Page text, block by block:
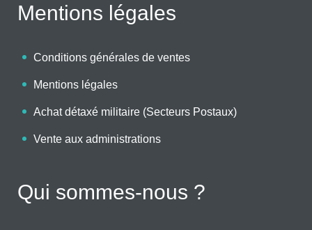
Mentions légales
Conditions générales de ventes
Mentions légales
Achat détaxé militaire (Secteurs Postaux)
Vente aux administrations
Qui sommes-nous ?